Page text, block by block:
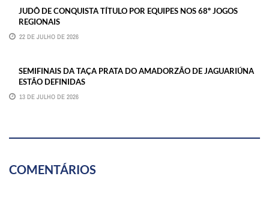
JUDÔ DE CONQUISTA TÍTULO POR EQUIPES NOS 68º JOGOS
REGIONAIS
22 DE JULHO DE 2026
SEMIFINAIS DA TAÇA PRATA DO AMADORZÃO DE JAGUARIÚNA
ESTÃO DEFINIDAS
13 DE JULHO DE 2026
COMENTÁRIOS